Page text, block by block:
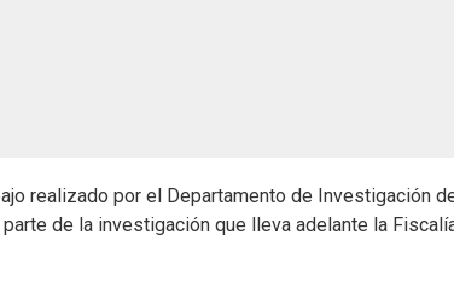
realizado por el Departamento de Investigación
de la investigación que lleva adelante la